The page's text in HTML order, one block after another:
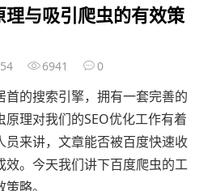
与吸引爬虫的有效策
6941 0
首的搜索引擎，拥有一套完善的
理对我们的SEO优化工作有着
员来讲，文章能否被百度快速收
效。今天我们讲下百度爬虫的工
略。